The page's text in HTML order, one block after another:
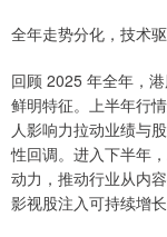
全年走势分化，技术
回顾 2025 年全年，
鲜明特征。上半年行
人影响力拉动业绩与
性回调。进入下半年
动力，推动行业从内
影视股注入可持续增长